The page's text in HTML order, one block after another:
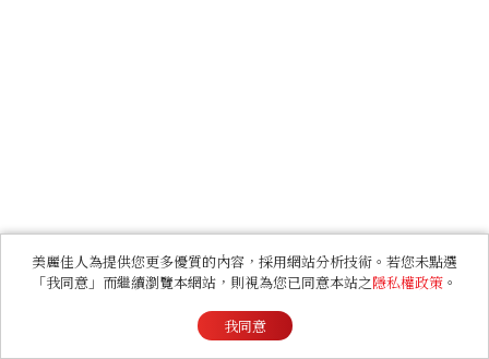
美麗佳人為提供您更多優質的內容，採用網站分析技術。若您未點選
「我同意」而繼續瀏覽本網站，則視為您已同意本站之隱私權政策 。
我同意